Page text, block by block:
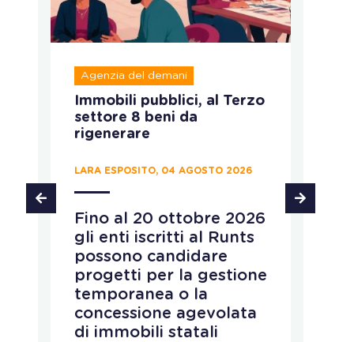
Agenzia del demani
Immobili pubblici, al Terzo
settore 8 beni da
rigenerare
LARA ESPOSITO, 04 AGOSTO 2026
Fino al 20 ottobre 2026
gli enti iscritti al Runts
possono candidare
progetti per la gestione
temporanea o la
concessione agevolata
di immobili statali